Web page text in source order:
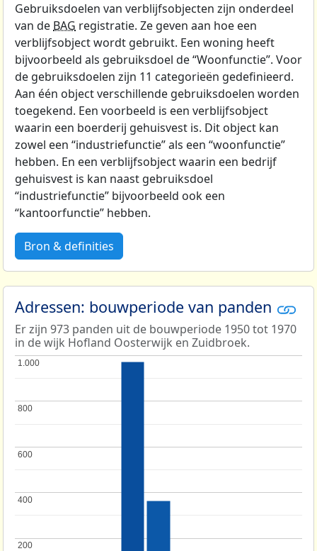
Gebruiksdoelen van verblijfsobjecten zijn onderdeel
van de BAG registratie. Ze geven aan hoe een
verblijfsobject wordt gebruikt. Een woning heeft
bijvoorbeeld als gebruiksdoel de “Woonfunctie”. Voor
de gebruiksdoelen zijn 11 categorieën gedefinieerd.
Aan één object verschillende gebruiksdoelen worden
toegekend. Een voorbeeld is een verblijfsobject
waarin een boerderij gehuisvest is. Dit object kan
zowel een “industriefunctie” als een “woonfunctie”
hebben. En een verblijfsobject waarin een bedrijf
gehuisvest is kan naast gebruiksdoel
“industriefunctie” bijvoorbeeld ook een
“kantoorfunctie” hebben.
Bron & definities
Adressen: bouwperiode van panden
Er zijn 973 panden uit de bouwperiode 1950 tot 1970
in de wijk Hofland Oosterwijk en Zuidbroek.
200
200
400
400
600
600
800
800
1.000
1.000